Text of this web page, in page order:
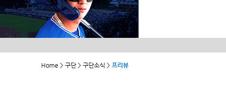
Home > 구단 > 구단소식 > 프리뷰